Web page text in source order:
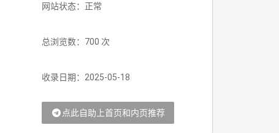
网站状态：正常
总浏览数：700 次
收录日期：2025-05-18
点此自助上首页和内页推荐